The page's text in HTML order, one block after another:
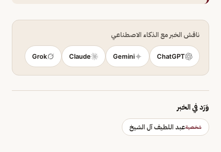
ناقش الخبر مع الذكاء الاصطناعي
ChatGPT
Gemini
Claude
Grok
وَرَد في الخبر
شخصيةعبد اللطيف آل الشيخ